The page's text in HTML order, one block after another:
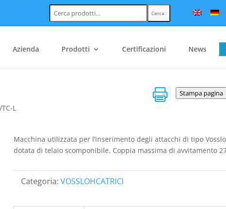
Cerca:
Cerca
Azienda Prodotti Certificazioni News
L
 Stampa pagina
Macchina utilizzata per l’inserimento degli attacchi di tipo
dotata di telaio scomponibile. Coppia massima di avvitamento
Categoria: VOSSLOHCATRICI